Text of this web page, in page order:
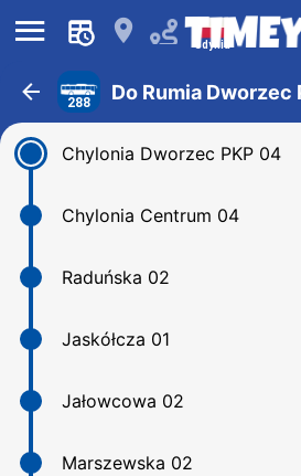
󰍜 󰍎 Gdynia
󰁍 288 Do Rumia Dworzec
Chylonia Dworzec PKP 04
Chylonia Centrum 04
Raduńska 02
Jaskółcza 01
Jałowcowa 02
Marszewska 02